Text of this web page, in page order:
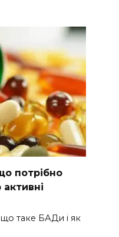
потрібно
таке БАДи і як